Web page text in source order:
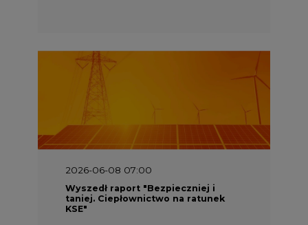
2026-06-08 07:00
Wyszedł raport "Bezpieczniej i
taniej. Ciepłownictwo na ratunek
KSE"